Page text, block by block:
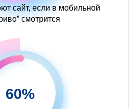
сайт, если в мобильной
смотрится
60%